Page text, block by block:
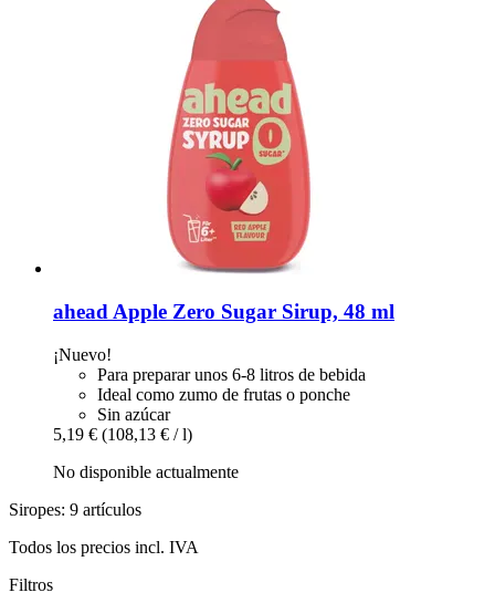
ahead Apple Zero Sugar Sirup, 48 ml
¡Nuevo!
Para preparar unos 6-8 litros de bebida
Ideal como zumo de frutas o ponche
Sin azúcar
5,19 € (108,13 € / l)
No disponible actualmente
Siropes: 9 artículos
Todos los precios incl. IVA
Filtros